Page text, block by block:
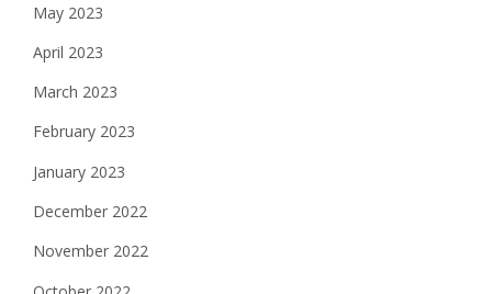
May 2023
April 2023
March 2023
February 2023
January 2023
December 2022
November 2022